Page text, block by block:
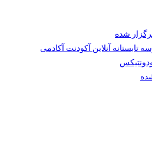
شده
تابستانه آنلاین آکودنت آکادمی